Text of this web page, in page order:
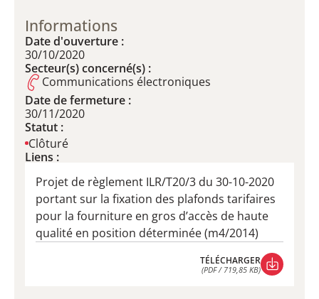
Informations
Date d'ouverture :
30/10/2020
Secteur(s) concerné(s) :
Communications électroniques
Date de fermeture :
30/11/2020
Statut :
Clôturé
Liens :
Projet de règlement ILR/T20/3 du 30-10-2020
portant sur la fixation des plafonds tarifaires
pour la fourniture en gros d’accès de haute
qualité en position déterminée (m4/2014)
TÉLÉCHARGER
(PDF / 719,85 KB)